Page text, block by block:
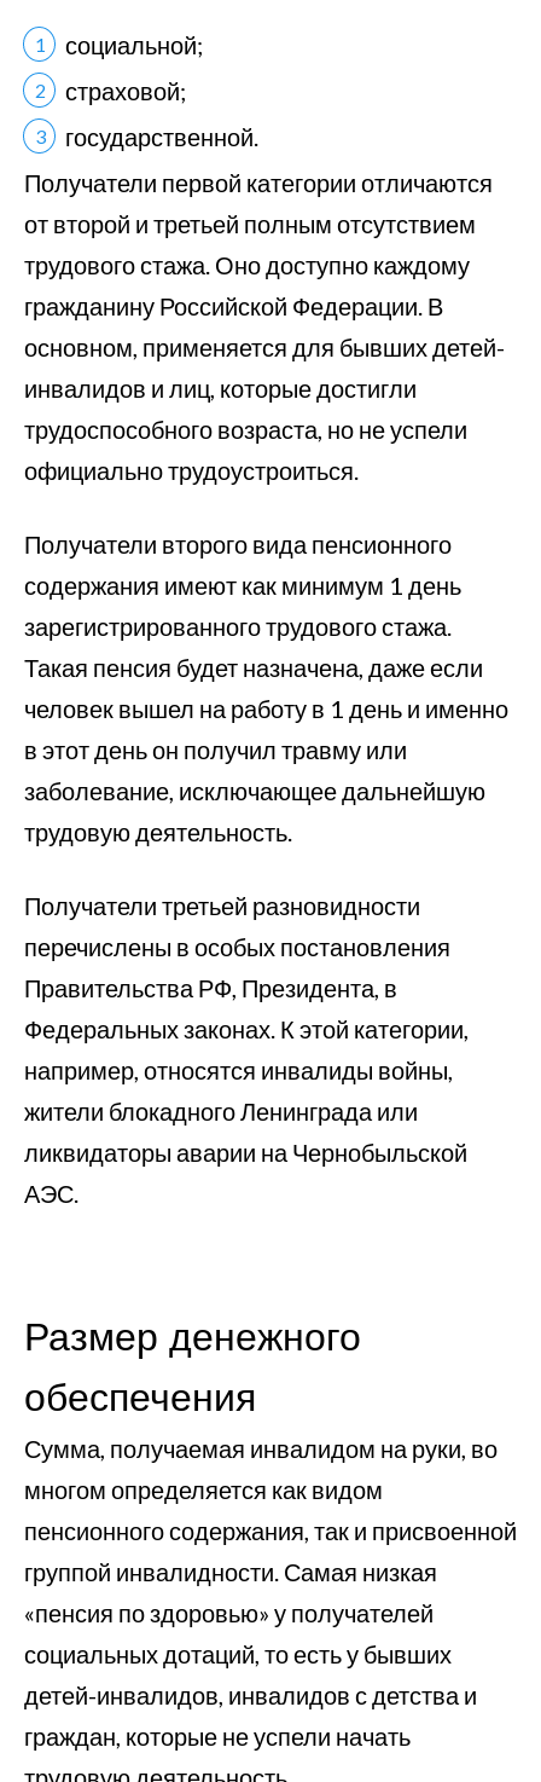
социальной;
страховой;
государственной.
Получатели первой категории отличаются
от второй и третьей полным отсутствием
трудового стажа. Оно доступно каждому
гражданину Российской Федерации. В
основном, применяется для бывших детей-
инвалидов и лиц, которые достигли
трудоспособного возраста, но не успели
официально трудоустроиться.
Получатели второго вида пенсионного
содержания имеют как минимум 1 день
зарегистрированного трудового стажа.
Такая пенсия будет назначена, даже если
человек вышел на работу в 1 день и именно
в этот день он получил травму или
заболевание, исключающее дальнейшую
трудовую деятельность.
Получатели третьей разновидности
перечислены в особых постановления
Правительства РФ, Президента, в
Федеральных законах. К этой категории,
например, относятся инвалиды войны,
жители блокадного Ленинграда или
ликвидаторы аварии на Чернобыльской
АЭС.
Размер денежного
обеспечения
Сумма, получаемая инвалидом на руки, во
многом определяется как видом
пенсионного содержания, так и присвоенной
группой инвалидности. Самая низкая
«пенсия по здоровью» у получателей
социальных дотаций, то есть у бывших
детей-инвалидов, инвалидов с детства и
граждан, которые не успели начать